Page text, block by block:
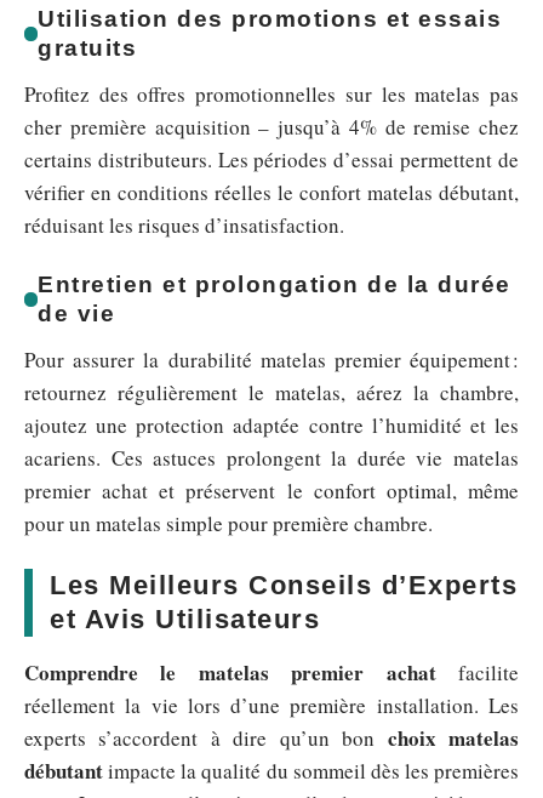
Utilisation des promotions et essais
gratuits
Profitez des offres promotionnelles sur les matelas pas
cher première acquisition – jusqu’à 4% de remise chez
certains distributeurs. Les périodes d’essai permettent de
vérifier en conditions réelles le confort matelas débutant,
réduisant les risques d’insatisfaction.
Entretien et prolongation de la durée
de vie
Pour assurer la durabilité matelas premier équipement :
retournez régulièrement le matelas, aérez la chambre,
ajoutez une protection adaptée contre l’humidité et les
acariens. Ces astuces prolongent la durée vie matelas
premier achat et préservent le confort optimal, même
pour un matelas simple pour première chambre.
Les Meilleurs Conseils d’Experts
et Avis Utilisateurs
Comprendre le matelas premier achatfacilite
réellement la vie lors d’une première installation. Les
experts s’accordent à dire qu’un bon choix matelas
débutantimpacte la qualité du sommeil dès les premières